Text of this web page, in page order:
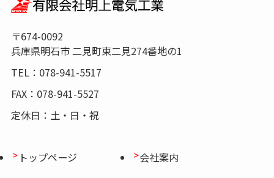
〒674-0092
兵庫県明石市 二見町東二見274番地の1
TEL：078-941-5517
FAX：078-941-5527
定休日：土・日・祝
トップページ 会社案内